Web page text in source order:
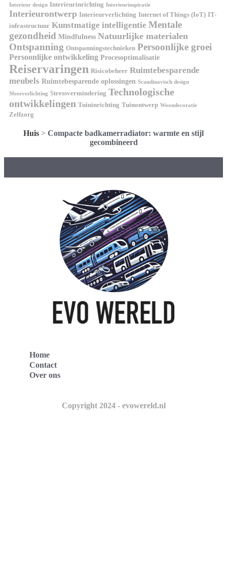
Interieur design Interieurinrichting Interieurinspiratie
Interieurontwerp Interieurverlichting Internet of Things (IoT) IT-
infrastructuur Kunstmatige intelligentie Mentale
gezondheid Mindfulness Natuurlijke materialen
Ontspanning Ontspanningstechnieken Persoonlijke groei
Persoonlijke ontwikkeling Procesoptimalisatie
Reiservaringen Risicobeheer Ruimtebesparende
meubels Ruimtebesparende oplossingen Scandinavisch design
Sfeerverlichting Stressvermindering Technologische
ontwikkelingen Tuininrichting Tuinontwerp Woondecoratie
Zelfzorg
Huis > Compacte badkamerradiator: warmte en stijl
gecombineerd
Home
Contact
Over ons
Copyright 2024 - evowereld.nl